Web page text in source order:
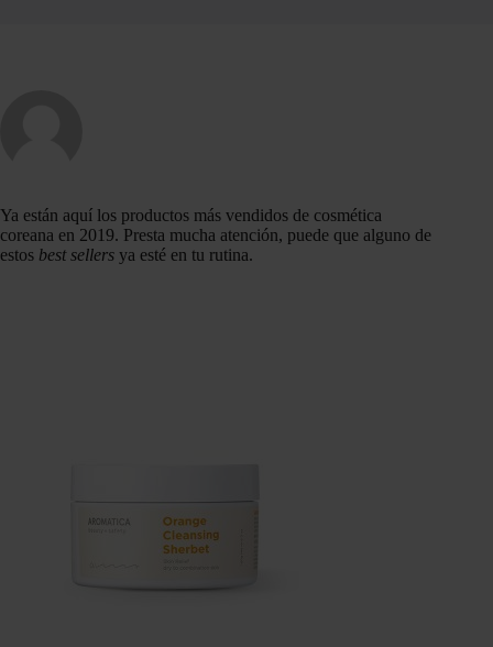
Ya están aquí los productos más vendidos de cosmética
coreana en 2019. Presta mucha atención, puede que alguno de
estos best sellers ya esté en tu rutina.